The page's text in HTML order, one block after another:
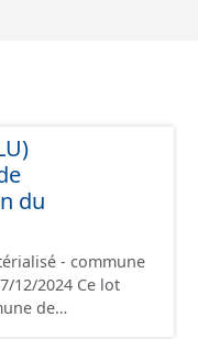
du
- commune
Ce lot
de